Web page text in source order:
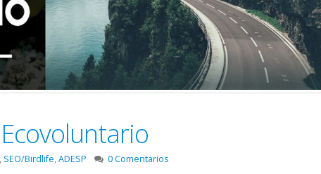
, SEO/Birdlife,ADESP 0 Comentarios